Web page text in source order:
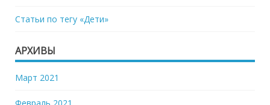
Статьи по тегу «Дети»
АРХИВЫ
Март 2021
Февраль 2021